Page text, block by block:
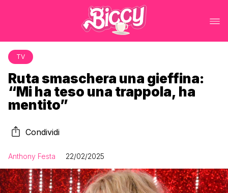
TV
Ruta smaschera una gieffina:
“Mi ha teso una trappola, ha
mentito”
Condividi
Anthony Festa 22/02/2025